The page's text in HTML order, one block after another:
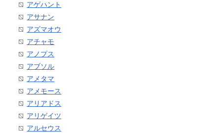
アゲハント
アサナン
アズマオウ
アチャモ
アノプス
アブソル
アメタマ
アメモース
アリアドス
アリゲイツ
アルセウス